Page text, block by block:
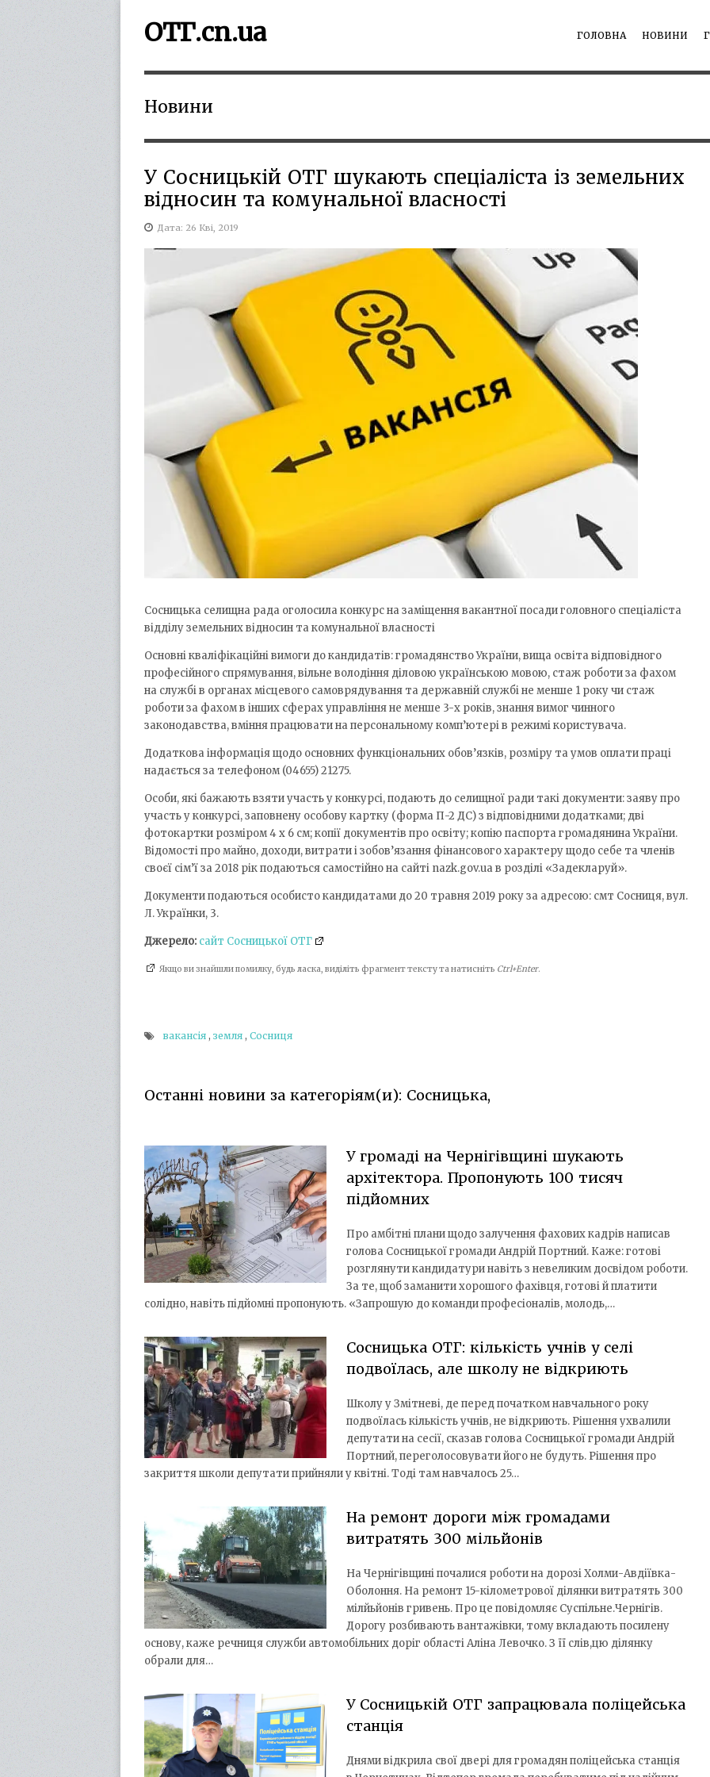
ГОЛОВНА НОВИНИ
ОТГ.cn.ua
Новини
У Сосницькій ОТГ шукають спеціаліста із земельних
відносин та комунальної власності
Дата: 26 Кві, 2019
Сосницька селищна рада оголосила конкурс на заміщення вакантної посади головного спеціаліста
відділу земельних відносин та комунальної власності
Основні кваліфікаційні вимоги до кандидатів: громадянство України, вища освіта відповідного
професійного спрямування, вільне володіння діловою українською мовою, стаж роботи за фахом
на службі в органах місцевого самоврядування та державній службі не менше 1 року чи стаж
роботи за фахом в інших сферах управління не менше 3-х років, знання вимог чинного
законодавства, вміння працювати на персональному комп’ютері в режимі користувача.
Додаткова інформація щодо основних функціональних обов’язків, розміру та умов оплати праці
надається за телефоном (04655) 21275.
Особи, які бажають взяти участь у конкурсі, подають до селищної ради такі документи: заяву про
участь у конкурсі, заповнену особову картку (форма П-2 ДС) з відповідними додатками; дві
фотокартки розміром 4 х 6 см; копії документів про освіту; копію паспорта громадянина України.
Відомості про майно, доходи, витрати і зобов’язання фінансового характеру щодо себе та членів
своєї сім’ї за 2018 рік подаються самостійно на сайті nazk.gov.ua в розділі «Задекларуй».
Документи подаються особисто кандидатами до 20 травня 2019 року за адресою: смт Сосниця, вул.
Л. Українки, 3.
Джерело: сайт Сосницької ОТГ
Якщо ви знайшли помилку, будь ласка, виділіть фрагмент тексту та натисніть Ctrl+Enter.
вакансія , земля , Сосниця
Останні новини за категоріям(и): Сосницька,
У громаді на Чернігівщині шукають
архітектора. Пропонують 100 тисяч
підйомних
Про амбітні плани щодо залучення фахових кадрів написав
голова Сосницької громади Андрій Портний. Каже: готові
розглянути кандидатури навіть з невеликим досвідом роботи.
За те, щоб заманити хорошого фахівця, готові й платити
солідно, навіть підйомні пропонують. «Запрошую до команди професіоналів, молодь,…
Сосницька ОТГ: кількість учнів у селі
подвоїлась, але школу не відкриють
Школу у Змітневі, де перед початком навчального року
подвоїлась кількість учнів, не відкриють. Рішення ухвалили
депутати на сесії, сказав голова Сосницької громади Андрій
Портний, переголосовувати його не будуть. Рішення про
закриття школи депутати прийняли у квітні. Тоді там навчалось 25…
На ремонт дороги між громадами
витратять 300 мільйонів
На Чернігівщині почалися роботи на дорозі Холми-Авдіївка-
Оболоння. На ремонт 15-кілометрової ділянки витратять 300
мілйьйонів гривень. Про це повідомляє Суспільне.Чернігів.
Дорогу розбивають вантажівки, тому вкладають посилену
основу, каже речниця служби автомобільних доріг області Аліна Левочко. З її слів,цю ділянку
обрали для…
У Сосницькій ОТГ запрацювала поліцейська
станція
Днями відкрила свої двері для громадян поліцейська станція